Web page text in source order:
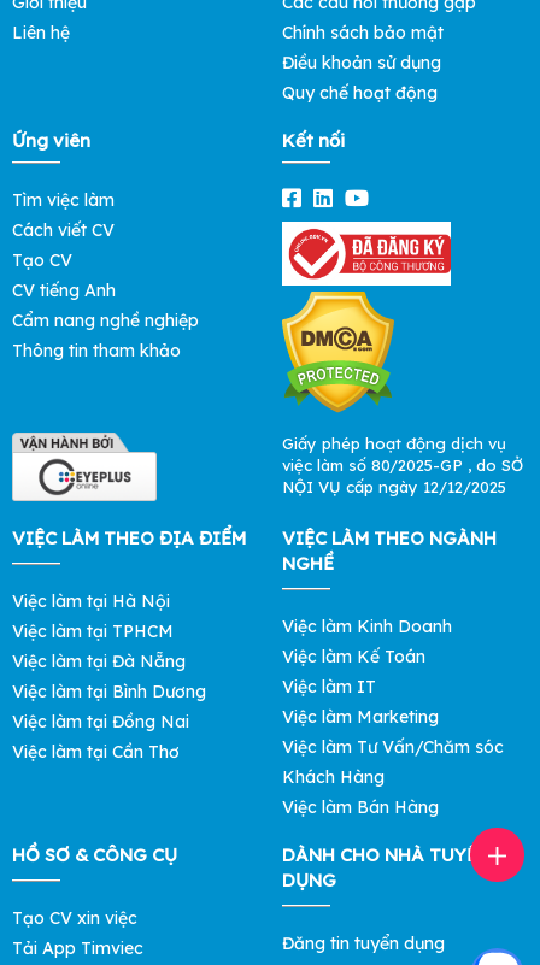
Liên hệ
Chính sách bảo mật
Điều khoản sử dụng
Quy chế hoạt động
Ứng viên
Tìm việc làm
Cách viết CV
Tạo CV
CV tiếng Anh
Cẩm nang nghề nghiệp
Thông tin tham khảo
Kết nối
Giấy phép hoạt động dịch vụ
việc làm số 80/2025-GP , do SỞ
NỘI VỤ cấp ngày 12/12/2025
VIỆC LÀM THEO ĐỊA ĐIỂM
Việc làm tại Hà Nội
Việc làm tại TPHCM
Việc làm tại Đà Nẵng
Việc làm tại Bình Dương
Việc làm tại Đồng Nai
Việc làm tại Cần Thơ
VIỆC LÀM THEO NGÀNH
NGHỀ
Việc làm Kinh Doanh
Việc làm Kế Toán
Việc làm IT
Việc làm Marketing
Việc làm Tư Vấn/Chăm sóc
Khách Hàng
Việc làm Bán Hàng
HỒ SƠ & CÔNG CỤ
Tạo CV xin việc
Tải App Timviec
DÀNH CHO NHÀ TUYỂN
DỤNG
Đăng tin tuyển dụng